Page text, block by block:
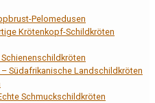
Pelomedusen
Krötenkopf-Schildkröten
Südafrikanische Landschildkröten
Schmuckschildkröten